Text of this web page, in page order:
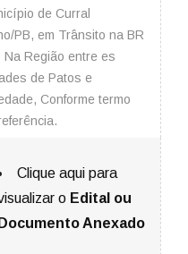
de Curral
PB, em Trânsito na BR
Na Região entre es
de Patos e
Conforme termo
Clique aqui para
o Edital ou
Documento Anexado